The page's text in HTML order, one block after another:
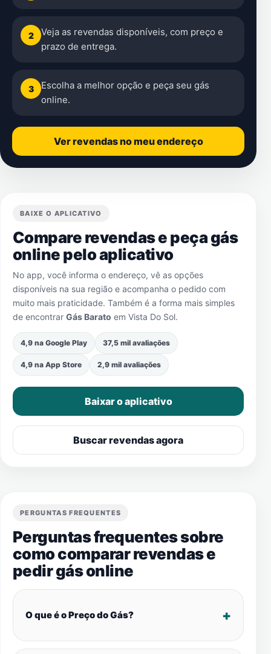
2
Veja as revendas disponíveis, com preço e
prazo de entrega.
3
Escolha a melhor opção e peça seu gás
online.
Ver revendas no meu endereço
BAIXE O APLICATIVO
Compare revendas e peça gás
online pelo aplicativo
No app, você informa o endereço, vê as opções
disponíveis na sua região e acompanha o pedido com
muito mais praticidade. Também é a forma mais simples
de encontrar Gás Barato em Vista Do Sol.
4,9 na Google Play 37,5 mil avaliações
4,9 na App Store 2,9 mil avaliações
Baixar o aplicativo
Buscar revendas agora
PERGUNTAS FREQUENTES
Perguntas frequentes sobre
como comparar revendas e
pedir gás online
O que é o Preço do Gás?